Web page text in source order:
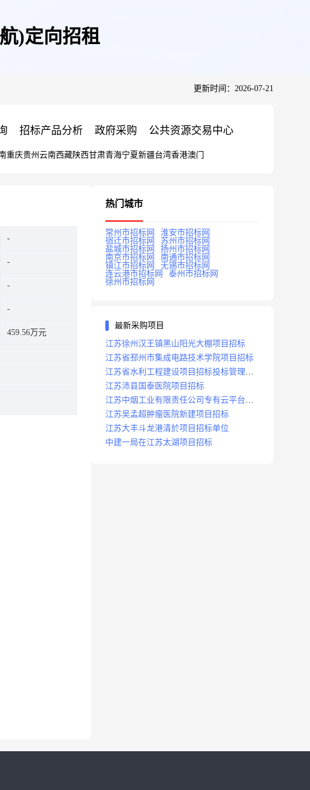
)定向招租
更新时间：2026-07-21
招标产品分析 政府采购 公共资源交易中心
重庆贵州 云南西藏陕西甘肃青海宁夏新疆台湾香港澳门
459.56万元
热门城市
常州市招标网
淮安市招标网
宿迁市招标网
苏州市招标网
盐城市招标网
扬州市招标网
南京市招标网
南通市招标网
镇江市招标网
无锡市招标网
连云港市招标网
泰州市招标网
徐州市招标网
最新采购项目
江苏徐州汉王镇黑山阳光大棚项目招标
江苏省邳州市集成电路技术学院项目招标
江苏省水利工程建设项目招标投标管理办
法
江苏沛县国泰医院项目招标
江苏中烟工业有限责任公司专有云平台扩
容项目招标
江苏吴孟超肿瘤医院新建项目招标
江苏大丰斗龙港清於项目招标单位
中建一局在江苏太湖项目招标